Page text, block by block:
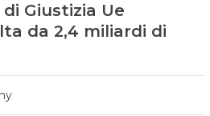
Giustizia Ue
da 2,4 miliardi di